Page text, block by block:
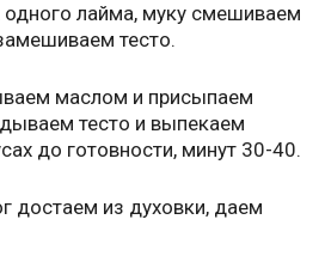
одного лайма, муку смешиваем
тесто.
маслом и присыпаем
тесто и выпекаем
до готовности, минут 30-40.
достаем из духовки, даем